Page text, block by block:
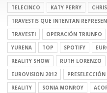
TELECINCO
KATY PERRY
TRAVESTIS QUE INTENTAN
TRAVESTI
OPERACIÓN TRIUNFO
YURENA
TOP SPOTIFY
REALITY SHOW
RUTH LORENZO
EUROVISION 2012
PRESELECCIÓN
REALITY
SONIA MONROY